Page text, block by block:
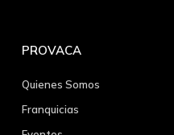
PROVACA
Quienes Somos
Franquicias